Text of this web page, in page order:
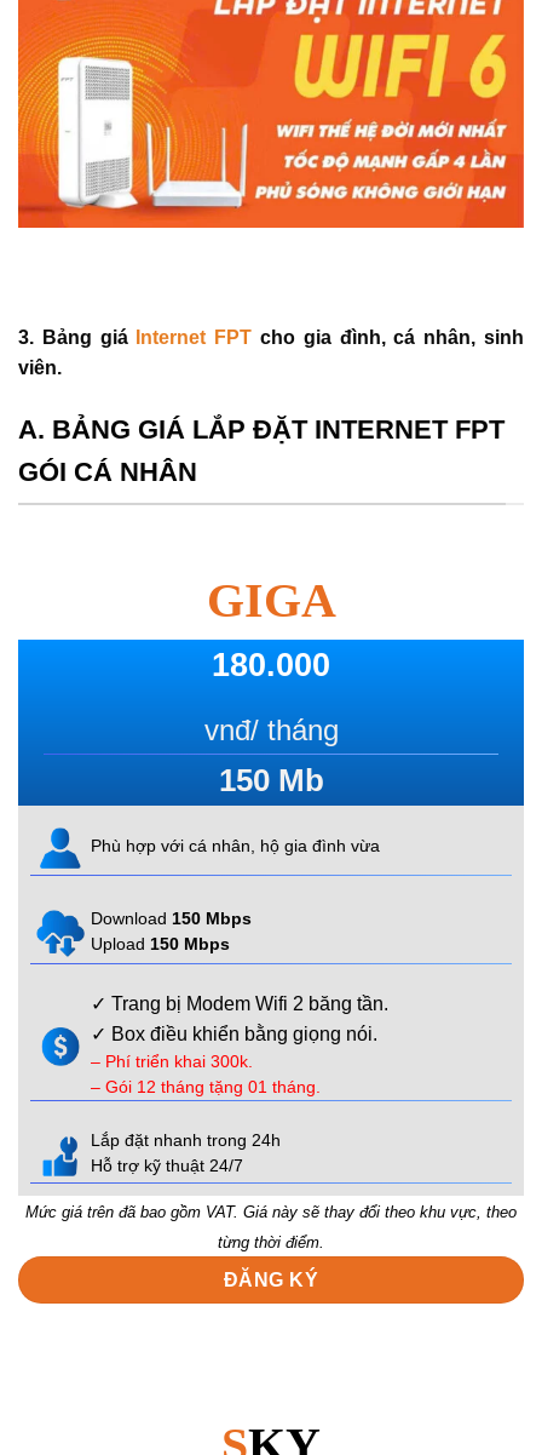
3. Bảng giá Internet FPT cho gia đình, cá nhân, sinh
viên.
A. BẢNG GIÁ LẮP ĐẶT INTERNET FPT
GÓI CÁ NHÂN
GIGA
180.000
vnđ/ tháng
150Mb
Phù hợp với cá nhân, hộ gia đình vừa
Download 150 Mbps
Upload 150 Mbps
✓ Trang bị Modem Wifi 2 băng tần.
✓ Box điều khiển bằng giọng nói.
– Phí triển khai 300k.
– Gói 12 tháng tặng 01 tháng.
Lắp đặt nhanh trong 24h
Hỗ trợ kỹ thuật 24/7
Mức giá trên đã bao gồm VAT. Giá này sẽ thay đổi theo khu vực, theo
từng thời điểm.
ĐĂNG KÝ